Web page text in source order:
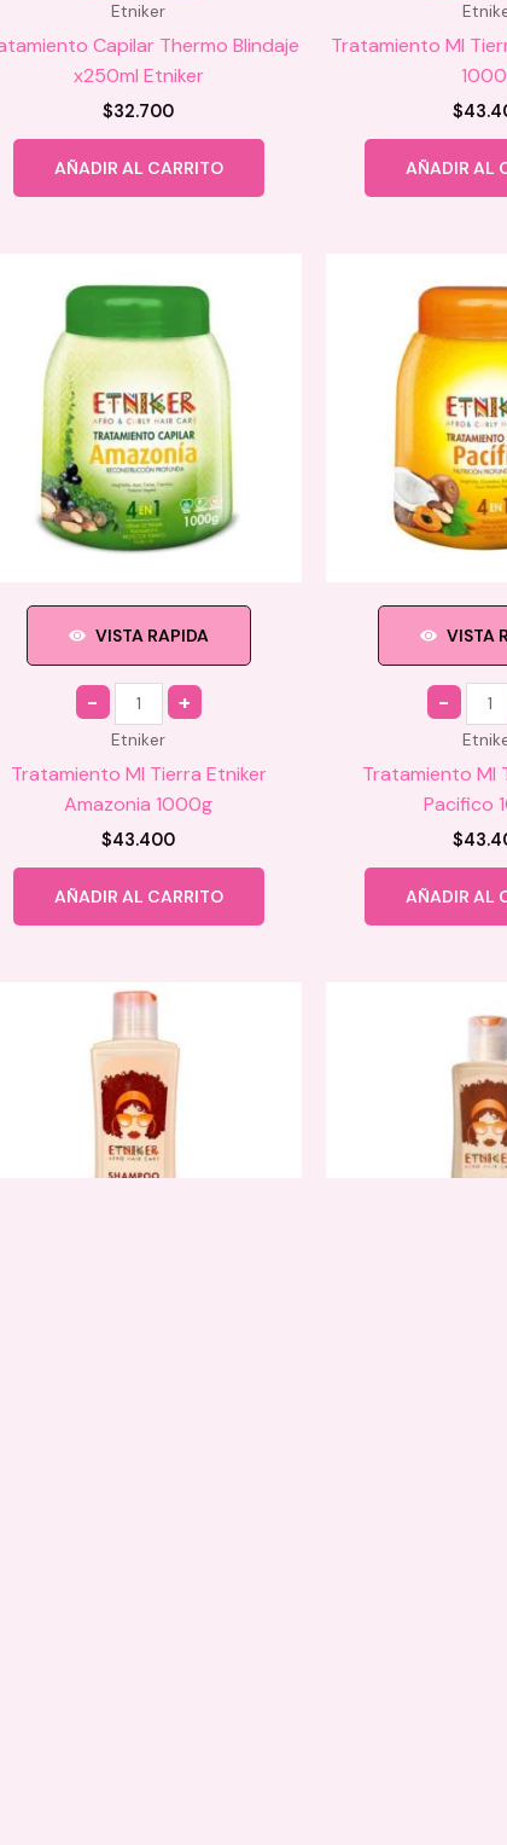
Etniker
Capilar Thermo Blindaje
x250ml Etniker
$32.700
AÑADIR AL CARRITO
Tratamiento MI
$
AÑADIR AL
VISTA RAPIDA
Quantity
Etniker
Tratamiento MI Tierra Etniker
Amazonia 1000g
$43.400
AÑADIR AL CARRITO
VISTA
Quantity
Tratamiento MI
Pacifico
$
AÑADIR AL